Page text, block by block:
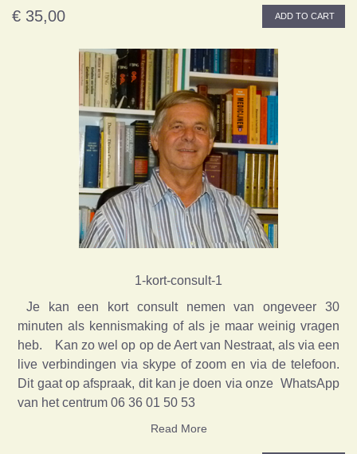
€ 35,00 ADD TO CART
1-kort-consult-1
Je kan een kort consult nemen van ongeveer 30
minuten als kennismaking of als je maar weinig vragen
heb. Kan zo wel op op de Aert van Nestraat, als via een
live verbindingen via skype of zoom en via de telefoon.
Dit gaat op afspraak, dit kan je doen via onze WhatsApp
van het centrum 06 36 01 50 53
Read More